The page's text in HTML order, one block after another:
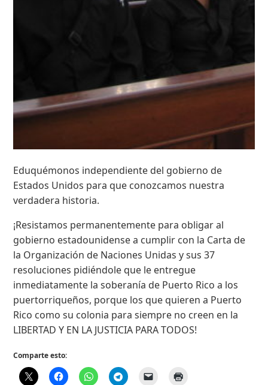
Eduquémonos independiente del gobierno de
Estados Unidos para que conozcamos nuestra
verdadera historia.
¡Resistamos permanentemente para obligar al
gobierno estadounidense a cumplir con la Carta de
la Organización de Naciones Unidas y sus 37
resoluciones pidiéndole que le entregue
inmediatamente la soberanía de Puerto Rico a los
puertorriqueños, porque los que quieren a Puerto
Rico como su colonia para siempre no creen en la
LIBERTAD Y EN LA JUSTICIA PARA TODOS!
Comparte esto: